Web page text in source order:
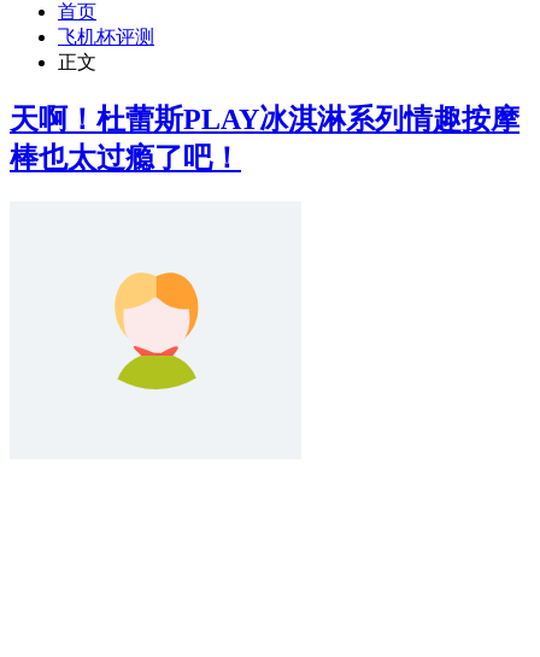
首页
飞机杯评测
正文
天啊！杜蕾斯PLAY冰淇淋系列情趣按摩
棒也太过瘾了吧！